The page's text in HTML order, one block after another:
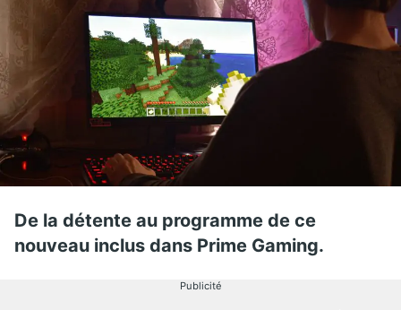
De la détente au programme de ce
nouveau inclus dans Prime Gaming.
Publicité